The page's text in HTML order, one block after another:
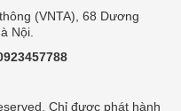
(VNTA), 68 Dương
Nội.
Chỉ được phát hành